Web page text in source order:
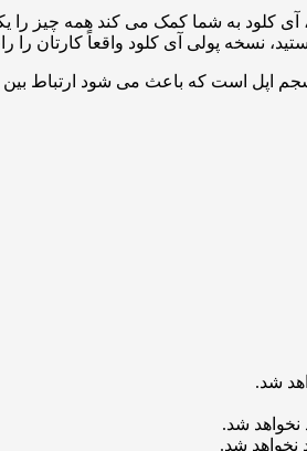
آی کلود به شما کمک می کند همه چیز را
نسخه پولی آی کلود واقعاً کارتان را
است که باعث می شود ارتباط بین
شد.
نخواهد شد.
نخواهد شد.